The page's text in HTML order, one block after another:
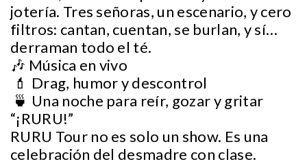
jotería. Tres señoras, un escenario, y cero
filtros: cantan, cuentan, se burlan, y sí…
derraman todo el té.
🎶 Música en vivo
💄 Drag, humor y descontrol
🍵 Una noche para reír, gozar y gritar
“¡RURU!”
RURU Tour no es solo un show. Es una
celebración del desmadre con clase.